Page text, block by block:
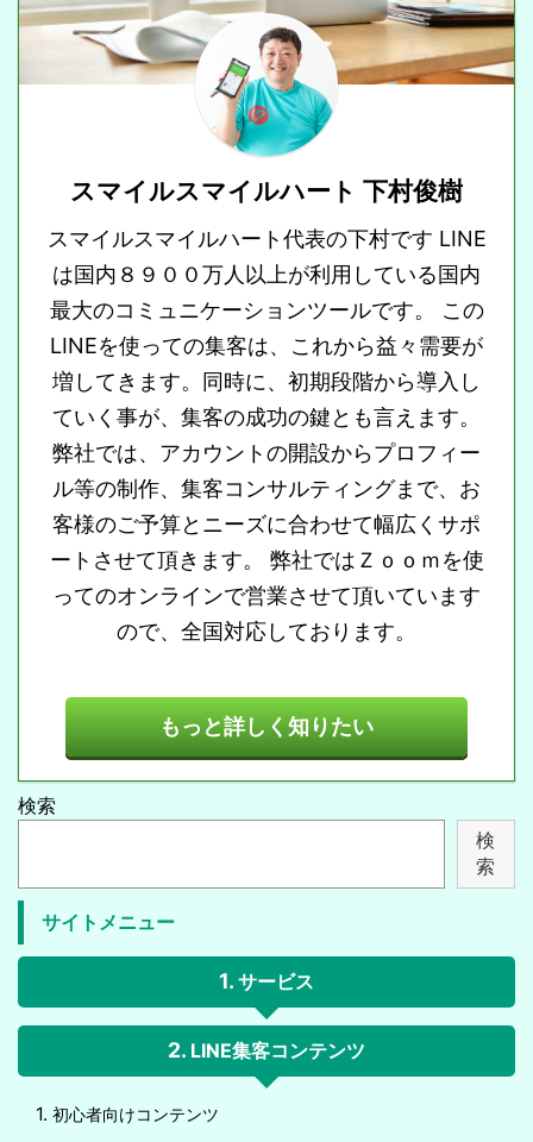
スマイルスマイルハート 下村俊樹
スマイルスマイルハート代表の下村です LINE
は国内８９００万人以上が利用している国内
最大のコミュニケーションツールです。 この
LINEを使っての集客は、これから益々需要が
増してきます。同時に、初期段階から導入し
ていく事が、集客の成功の鍵とも言えます。
弊社では、アカウントの開設からプロフィー
ル等の制作、集客コンサルティングまで、お
客様のご予算とニーズに合わせて幅広くサポ
ートさせて頂きます。 弊社ではＺｏｏｍを使
ってのオンラインで営業させて頂いています
ので、全国対応しております。
もっと詳しく知りたい
検索
検
索
サイトメニュー
サービス
LINE集客コンテンツ
初心者向けコンテンツ